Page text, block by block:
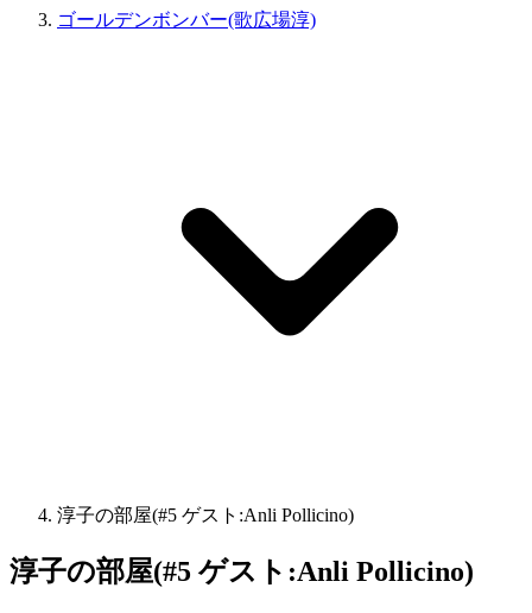
ゴールデンボンバー(歌広場淳)
淳子の部屋(#5 ゲスト:Anli Pollicino)
淳子の部屋(#5 ゲスト:Anli Pollicino)